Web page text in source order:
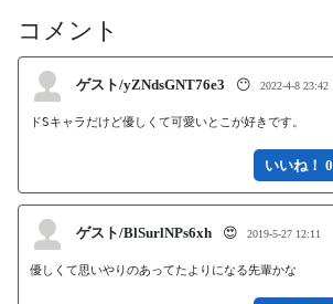
コメント
ゲスト/yZNdsGNT76e3 😶 2022-4-8 23:42
ドSキャラだけど優しくて可愛いとこが好きです。
いいね！ 0
ゲスト/BlSurlNPs6xh 😍 2019-5-27 12:11
優しくて思いやりのあってたよりになる先輩かな